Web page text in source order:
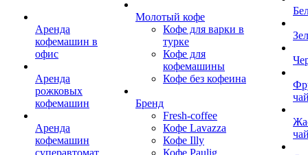
Аренда
кофемашин в
офис
Аренда
рожковых
кофемашин
Аренда
кофемашин
суперавтомат
Молотый кофе
Кофе для варки в
турке
Кофе для
кофемашины
Кофе без кофеина
Бренд
Fresh-coffee
Кофе Lavazza
Кофе Illy
Кофе Paulig